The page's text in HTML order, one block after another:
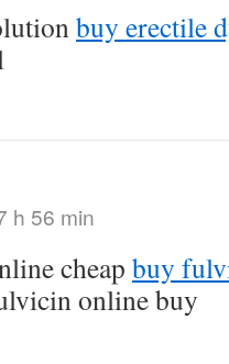
buy erectile
h 56 min
cheap buy
online buy